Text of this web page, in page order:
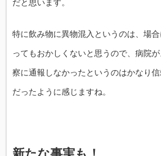
だと思います。
特に飲み物に異物混入というのは、場
ってもおかしくないと思うので、病院
察に通報しなかったというのはかなり
だったように感じますね。
新たな事実も！